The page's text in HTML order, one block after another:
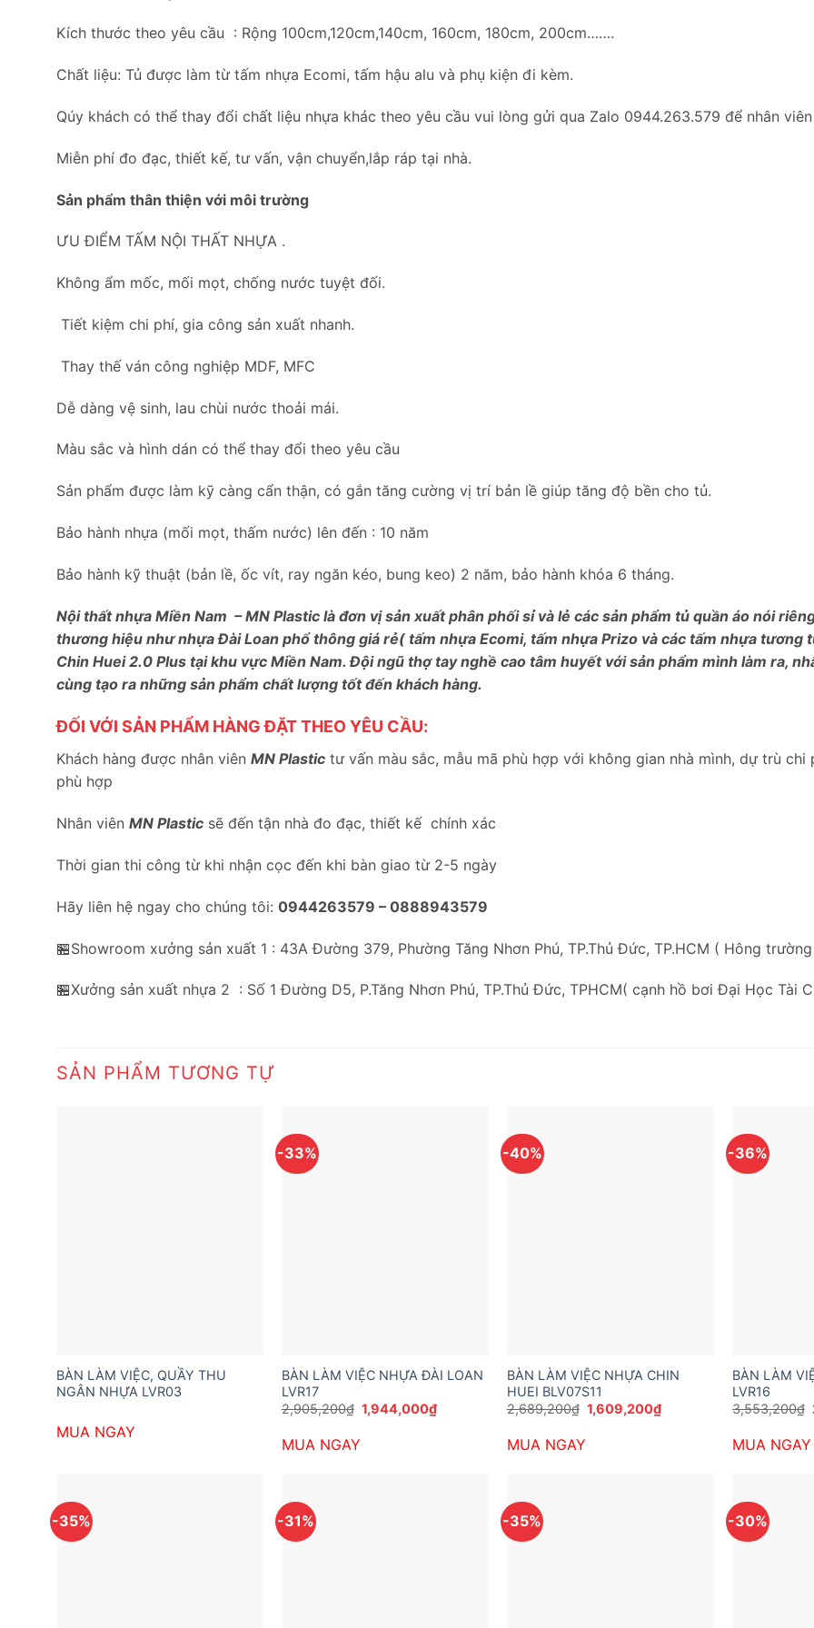
Kích thước theo yêu cầu : Rộng 100cm,120cm,140cm, 160cm, 180cm, 200cm…….
Chất liệu: Tủ được làm từ tấm nhựa Ecomi, tấm hậu alu và phụ kiện đi kèm.
Qúy khách có thể thay đổi chất liệu nhựa khác theo yêu cầu vui lòng gửi qua Zalo 0944.263.579 để nhân
Miễn phí đo đạc, thiết kế, tư vấn, vận chuyển,lắp ráp tại nhà.
Sản phẩm thân thiện với môi trường
ƯU ĐIỂM TẤM NỘI THẤT NHỰA .
Không ẩm mốc, mối mọt, chống nước tuyệt đối.
Tiết kiệm chi phí, gia công sản xuất nhanh.
Thay thế ván công nghiệp MDF, MFC
Dễ dàng vệ sinh, lau chùi nước thoải mái.
Màu sắc và hình dán có thể thay đổi theo yêu cầu
Sản phẩm được làm kỹ càng cẩn thận, có gắn tăng cường vị trí bản lề giúp tăng độ bền cho tủ.
Bảo hành nhựa (mối mọt, thấm nước) lên đến : 10 năm
Bảo hành kỹ thuật (bản lề, ốc vít, ray ngăn kéo, bung keo) 2 năm, bảo hành khóa 6 tháng.
Nội thất nhựa Miền Nam – MN Plastic là đơn vị sản xuất phân phối sỉ và lẻ các sản phẩm tủ quần áo nói
thương hiệu như nhựa Đài Loan phổ thông giá rẻ( tấm nhựa Ecomi, tấm nhựa Prizo và các tấm nhựa tương
Chin Huei 2.0 Plus tại khu vực Miền Nam. Đội ngũ thợ tay nghề cao tâm huyết với sản phẩm mình làm ra,
cùng tạo ra những sản phẩm chất lượng tốt đến khách hàng.
ĐỐI VỚI SẢN PHẨM HÀNG ĐẶT THEO YÊU CẦU:
Khách hàng được nhân viên MN Plastic tư vấn màu sắc, mẫu mã phù hợp với không gian nhà mình, dự trù
phù hợp
Nhân viên MN Plastic sẽ đến tận nhà đo đạc, thiết kế chính xác
Thời gian thi công từ khi nhận cọc đến khi bàn giao từ 2-5 ngày
Hãy liên hệ ngay cho chúng tôi: 0944263579 – 0888943579
🏪Showroom xưởng sản xuất 1 : 43A Đường 379, Phường Tăng Nhơn Phú, TP.Thủ Đức, TP.HCM ( Hông
🏪Xưởng sản xuất nhựa 2 : Số 1 Đường D5, P.Tăng Nhơn Phú, TP.Thủ Đức, TPHCM( cạnh hồ bơi Đại Học Tài
SẢN PHẨM TƯƠNG TỰ
BÀN LÀM VIỆC, QUẦY THU
NGÂN NHỰA LVR03
MUA NGAY
-33%
BÀN LÀM VIỆC NHỰA ĐÀI LOAN
LVR17
2,905,200₫ Giá
gốc
1,944,000₫Giá
MUA NGAY
-40%
BÀN LÀM VIỆC NHỰA CHIN
HUEI BLV07S11
2,689,200₫ Giá
gốc
1,609,200₫Giá
MUA NGAY
-36%
BÀN LÀM
LVR16
3,553,200₫
MUA NGAY
-35% -31% -35% -30%